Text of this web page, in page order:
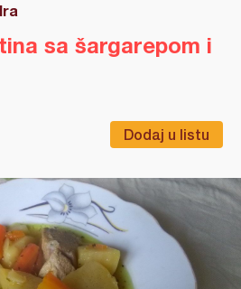
Dodaj u listu
sa šargarepom i